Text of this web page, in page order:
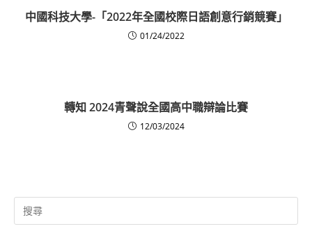
中國科技大學-「2022年全國校際日語創意行銷競賽」
01/24/2022
轉知 2024青聲說全國高中職辯論比賽
12/03/2024
Search
for: